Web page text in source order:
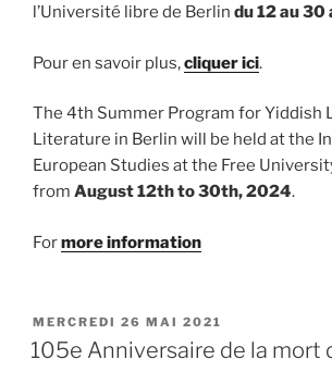
l’Université libre de Berlin du 12 au
Pour en savoir plus,cliquer ici.
The 4th Summer Program for Yiddish
Literature in Berlin will be held at the
European Studies at the Free
from August 12th to 30th, 2024.
Formore information
PUBLIÉ
LE
MERCREDI 26 MAI 2021
105e Anniversaire de la mort